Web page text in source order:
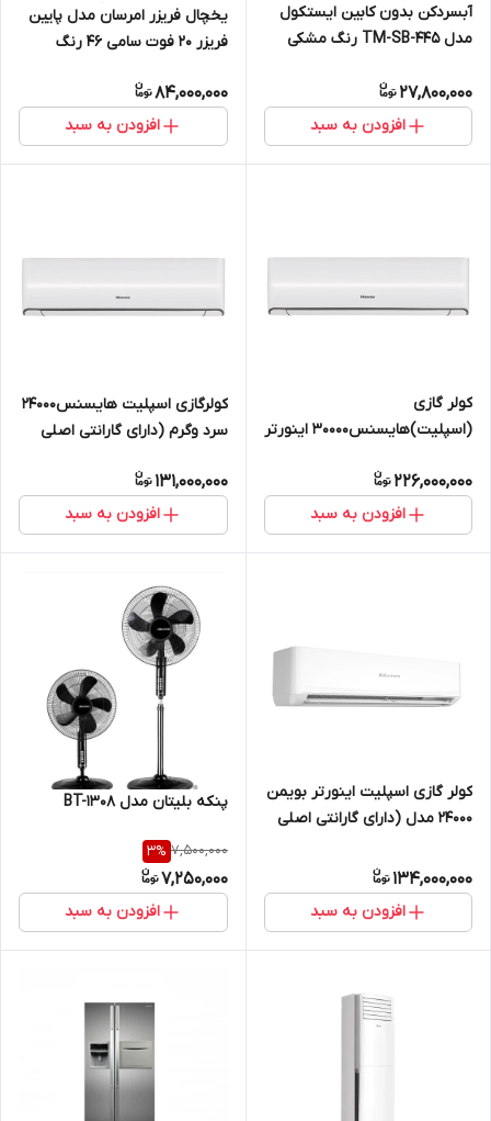
آبسردکن بدون کابین ایستکول
مدل TM-SB-۴۴۵ رنگ مشکی
27,800,000
افزودن به سبد
یخچال فریزر امرسان مدل پایین
فریزر 20 فوت سامی 46 رنگ
84,000,000
افزودن به سبد
کولر گازی
(اسپلیت)هایسنس30000 اینورتر
کاسپین )
226,000,000
افزودن به سبد
کولرگازی اسپلیت هایسنس24000
سرد وگرم (دارای گارانتی اصلی
24TQ
131,000,000
افزودن به سبد
کولر گازی اسپلیت اینورتر بویمن
24000 مدل (دارای گارانتی اصلی
24ER
134,000,000
افزودن به سبد
پنکه بلیتان مدل BT-1308
7,500,000
3%
7,250,000
افزودن به سبد